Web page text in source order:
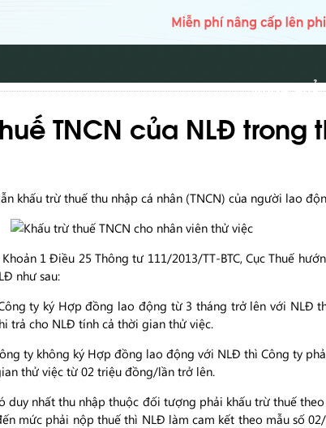
TRANG CHỦ
TNCN của NLĐ
khấu trừ thuế thu nhập cá nhân (TNCN) của người lao
1 Điều 25 Thông tư 111/2013/TT-BTC, Cục Thuế
như sau:
ty ký Hợp đồng lao động từ 3 tháng trở lên với NLĐ
trả cho NLĐ tính cả thời gian thử việc.
ty không ký Hợp đồng lao động với NLĐ thì Công ty
thử việc từ 02 triệu đồng/lần trở lên.
nhất thu nhập thuộc đối tượng phải khấu trừ thuế
mức phải nộp thuế thì NLĐ làm cam kết theo mẫu số